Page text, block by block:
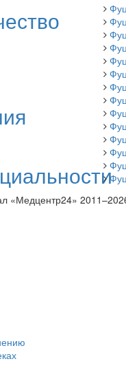
«Медцентр24»